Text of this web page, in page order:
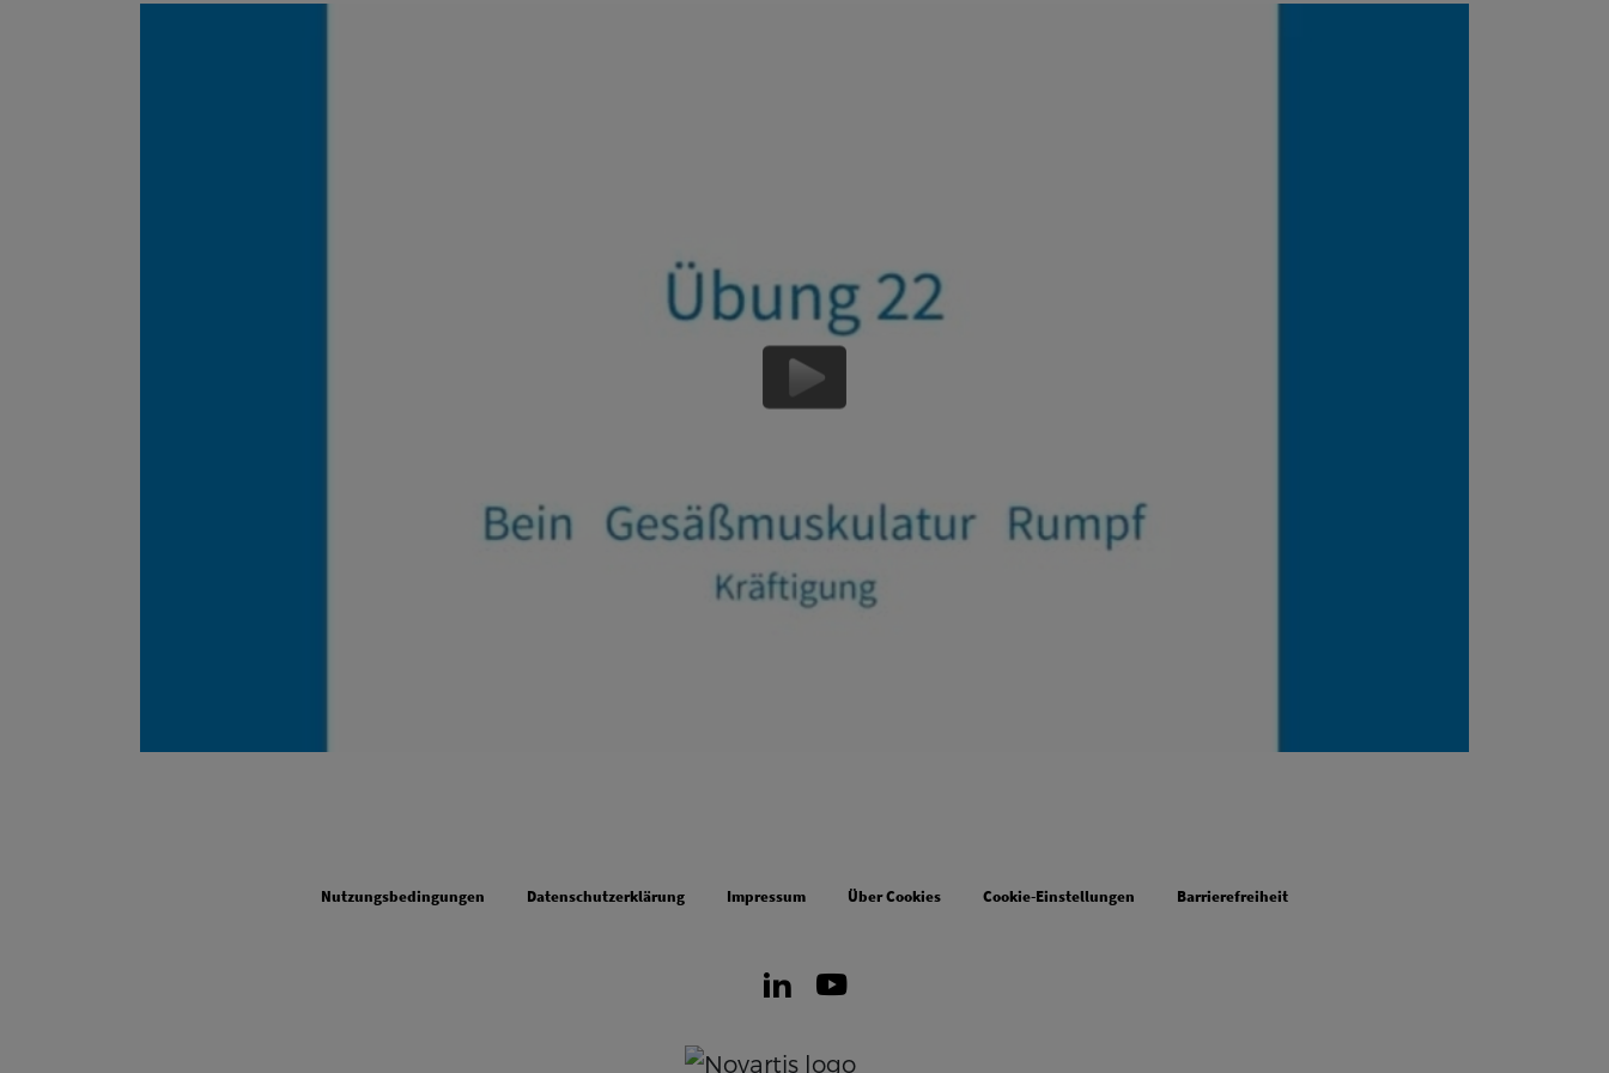
Nutzungsbedingungen Datenschutzerklärung Impressum Über Cookies Cookie-Einstellungen Barrierefreiheit
LinkedIn